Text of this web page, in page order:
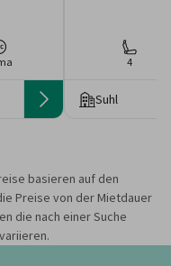
4
Suhl
basieren auf den
Preise von der Mietdauer
die nach einer Suche